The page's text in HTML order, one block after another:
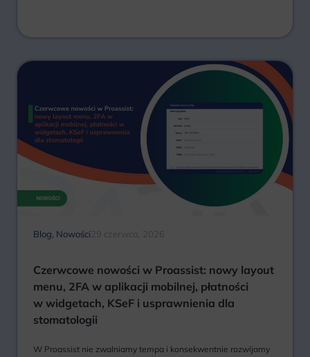
Blog Nowości 29 czerwca, 2026
Czerwcowe nowości w Proassist: nowy layout
menu, 2FA w aplikacji mobilnej, płatności
w widgetach, KSeF i usprawnienia dla
stomatologii
W Proassist nie zwalniamy tempa i konsekwentnie rozwijamy